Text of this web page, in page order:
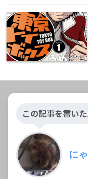
この記事を書い
に